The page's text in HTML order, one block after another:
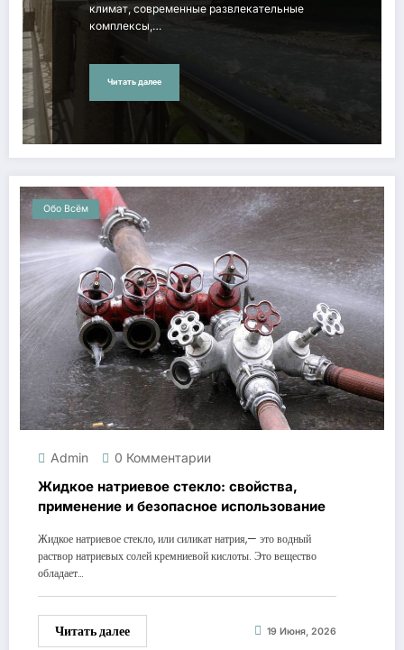
климат, современные развлекательные
комплексы,…
Читать далее
Обо Всём
Admin 0 Комментарии
Жидкое натриевое стекло: свойства,
применение и безопасное использование
Жидкое натриевое стекло, или силикат натрия,— это водный
раствор натриевых солей кремниевой кислоты. Это вещество
обладает…
Читать далее 19 Июня, 2026